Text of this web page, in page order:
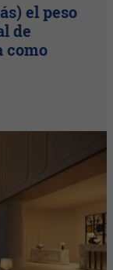
el peso
de
como